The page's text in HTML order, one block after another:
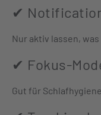
✔
Nur aktiv lassen,
✔ Fokus-
Gut für